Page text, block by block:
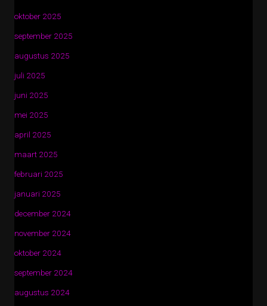
oktober 2025
september 2025
augustus 2025
juli 2025
juni 2025
mei 2025
april 2025
maart 2025
februari 2025
januari 2025
december 2024
november 2024
oktober 2024
september 2024
augustus 2024